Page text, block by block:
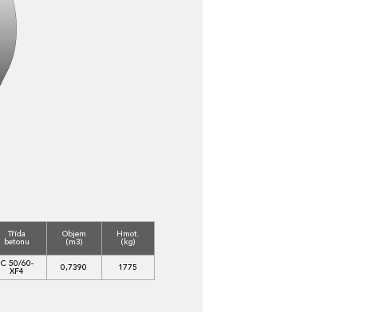
Třída
betonu
Objem
(m3)
Hmot.
(kg)
C 50/60-
XF4 0,7390 1775